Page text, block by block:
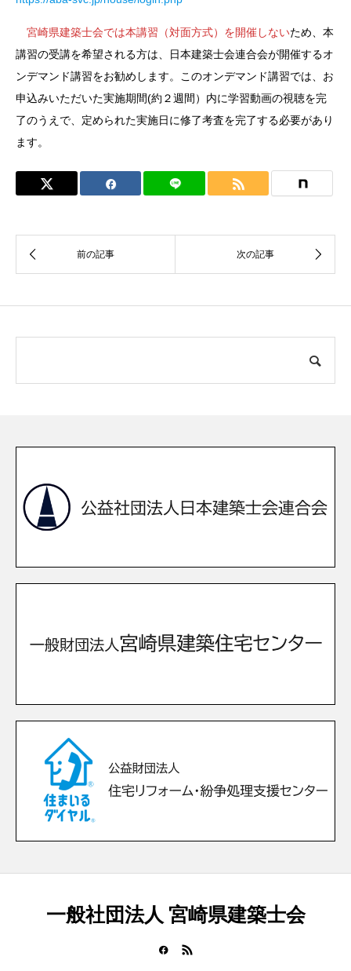
宮崎県建築士会では本講習（対面方式）を開催しないため、本
講習の受講を希望される方は、日本建築士会連合会が開催するオ
ンデマンド講習をお勧めします。このオンデマンド講習では、お
申込みいただいた実施期間(約２週間）内に学習動画の視聴を完
了のうえで、定められた実施日に修了考査を完了する必要があり
ます。
一般社団法人 宮崎県建築士会